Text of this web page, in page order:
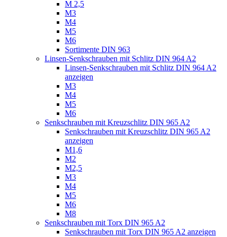
M 2,5
M3
M4
M5
M6
Sortimente DIN 963
Linsen-Senkschrauben mit Schlitz DIN 964 A2
Linsen-Senkschrauben mit Schlitz DIN 964 A2
anzeigen
M3
M4
M5
M6
Senkschrauben mit Kreuzschlitz DIN 965 A2
Senkschrauben mit Kreuzschlitz DIN 965 A2
anzeigen
M1,6
M2
M2,5
M3
M4
M5
M6
M8
Senkschrauben mit Torx DIN 965 A2
Senkschrauben mit Torx DIN 965 A2 anzeigen